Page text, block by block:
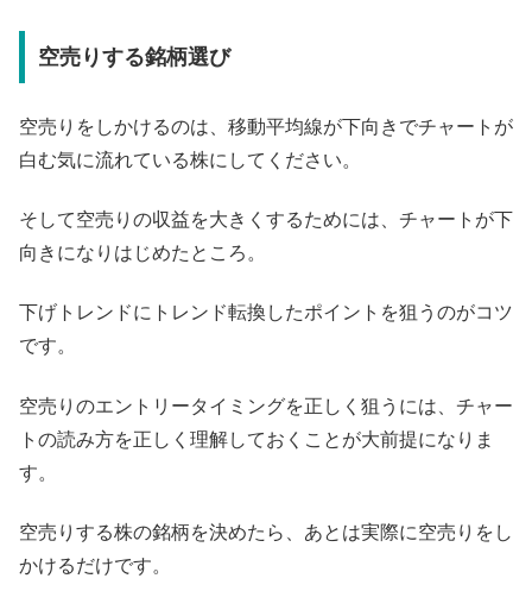
空売りする銘柄選び
空売りをしかけるのは、移動平均線が下向きでチャートが
白む気に流れている株にしてください。
そして空売りの収益を大きくするためには、チャートが下
向きになりはじめたところ。
下げトレンドにトレンド転換したポイントを狙うのがコツ
です。
空売りのエントリータイミングを正しく狙うには、チャー
トの読み方を正しく理解しておくことが大前提になりま
す。
空売りする株の銘柄を決めたら、あとは実際に空売りをし
かけるだけです。